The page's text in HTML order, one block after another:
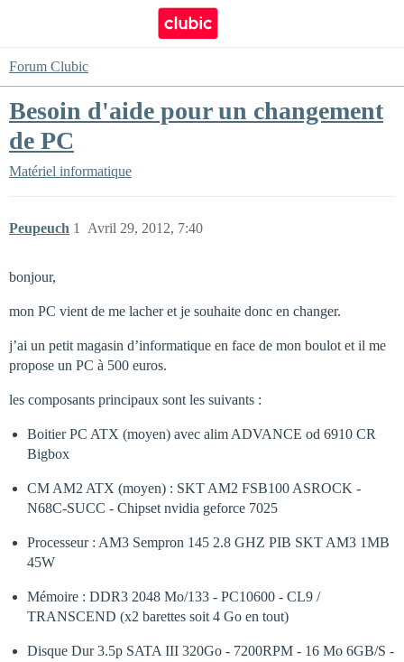
Forum Clubic
Besoin d'aide pour un changement
de PC
Matériel informatique
Peupeuch Avril 29, 2012, 7:40
1
bonjour,
mon PC vient de me lacher et je souhaite donc en changer.
j’ai un petit magasin d’informatique en face de mon boulot et il me
propose un PC à 500 euros.
les composants principaux sont les suivants :
Boitier PC ATX (moyen) avec alim ADVANCE od 6910 CR
Bigbox
CM AM2 ATX (moyen) : SKT AM2 FSB100 ASROCK -
N68C-SUCC - Chipset nvidia geforce 7025
Processeur : AM3 Sempron 145 2.8 GHZ PIB SKT AM3 1MB
45W
Mémoire : DDR3 2048 Mo/133 - PC10600 - CL9 /
TRANSCEND (x2 barettes soit 4 Go en tout)
Disque Dur 3.5p SATA III 320Go - 7200RPM - 16 Mo 6GB/S -